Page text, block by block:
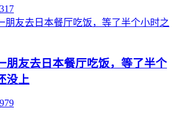
朋友去日本餐厅吃饭，等了半个
没上